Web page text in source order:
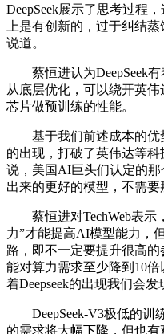
DeepSeek展示了思考过程
上是有创新的，过于纠结
说道。
蔡恒进认为DeepSeek有
从底层优化，可以绕开英
芯片做预训练的性能。
基于我们前述成本的优
的出现，打破了英伟达等
说，美国AI巨头们认定的
出来的更好的模型，不需要
蔡恒进对TechWeb表示
力”才能提高AI模型能力，
路，即不一定要提升很高
能对算力需求至少降到10
着Deepseek的出现我们会发
DeepSeek-V3极低的训
的需求将大幅下降，但也有